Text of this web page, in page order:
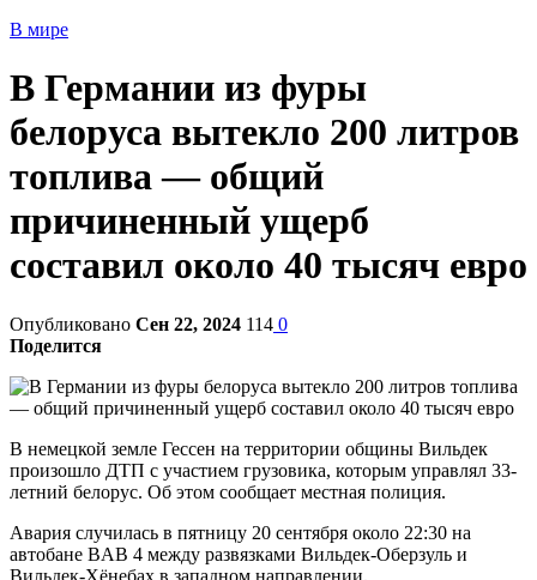
В мире
В Германии из фуры
белоруса вытекло 200 литров
топлива — общий
причиненный ущерб
составил около 40 тысяч евро
Опубликовано Сен 22, 2024 114 0
Поделится
В немецкой земле Гессен на территории общины Вильдек
произошло ДТП с участием грузовика, которым управлял 33-
летний белорус. Об этом сообщает местная полиция.
Авария случилась в пятницу 20 сентября около 22:30 на
автобане BAB 4 между развязками Вильдек-Оберзуль и
Вильдек-Хёнебах в западном направлении.